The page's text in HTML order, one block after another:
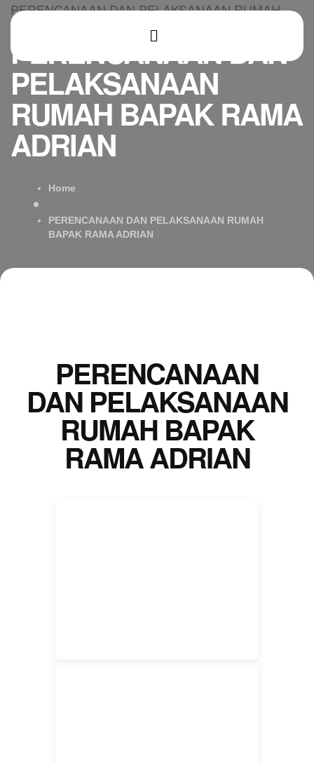
PERENCANAAN DAN PELAKSANAAN RUMAH
BAPAK RAMA ADRIAN
PERENCANAAN DAN
PELAKSANAAN
RUMAH BAPAK RAMA
ADRIAN
Home
PERENCANAAN DAN PELAKSANAAN RUMAH
BAPAK RAMA ADRIAN
PERENCANAAN
DAN PELAKSANAAN
RUMAH BAPAK
RAMA ADRIAN